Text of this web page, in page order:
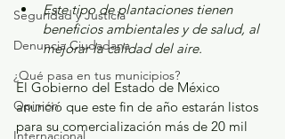
Seguridad y Justicia
Denuncia Ciudadana
¿Qué pasa en tus municipios?
Opinión
Internacional
Este tipo de plantaciones tienen
beneficios ambientales y de salud, al
mejorar la calidad del aire.
El Gobierno del Estado de México
anunció que este fin de año estarán listos
para su comercialización más de 20 mil